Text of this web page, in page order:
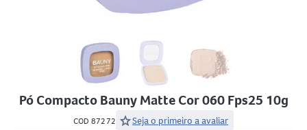
Pó Compacto Bauny Matte Cor 060 Fps25 10g
COD 87272 starSeja o primeiro a avaliar